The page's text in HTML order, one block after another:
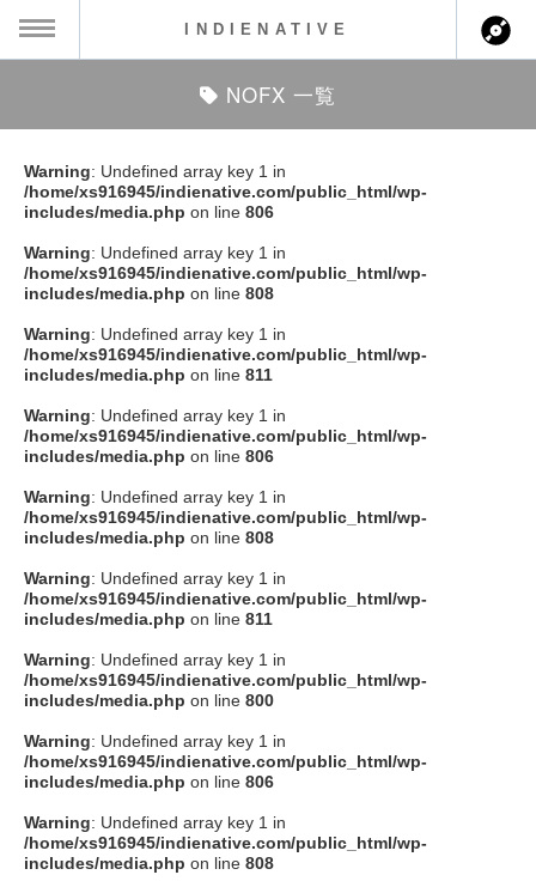
ス情報
ト情報
アーティスト
ション
ト
クト
SOCIAL
Facebook
instagram
INDIENATIVE
NOFX 一覧
Warning: Undefined array key 1 in
/home/xs916945/indienative.com/public_html/wp-
includes/media.php on line 806
Warning: Undefined array key 1 in
/home/xs916945/indienative.com/public_html/wp-
includes/media.php on line 808
Warning: Undefined array key 1 in
/home/xs916945/indienative.com/public_html/wp-
includes/media.php on line 811
Warning: Undefined array key 1 in
/home/xs916945/indienative.com/public_html/wp-
includes/media.php on line 806
Warning: Undefined array key 1 in
/home/xs916945/indienative.com/public_html/wp-
includes/media.php on line 808
Warning: Undefined array key 1 in
/home/xs916945/indienative.com/public_html/wp-
includes/media.php on line 811
Warning: Undefined array key 1 in
/home/xs916945/indienative.com/public_html/wp-
includes/media.php on line 800
Warning: Undefined array key 1 in
/home/xs916945/indienative.com/public_html/wp-
includes/media.php on line 806
Warning: Undefined array key 1 in
/home/xs916945/indienative.com/public_html/wp-
includes/media.php on line 808